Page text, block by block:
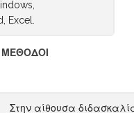
ΜΕΘΟΔΟΙ
Στην αίθουσα